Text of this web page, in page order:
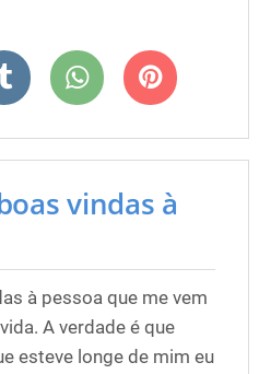
vindas à
à pessoa que me vem
A verdade é que
esteve longe de mim eu